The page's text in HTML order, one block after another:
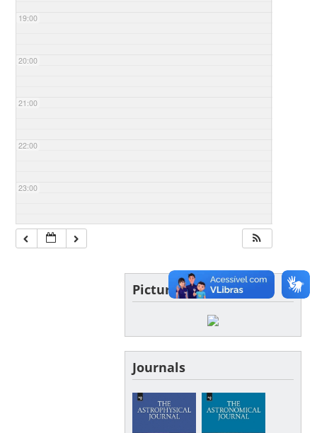
19:00
20:00
21:00
22:00
23:00
Picture of the day
Journals